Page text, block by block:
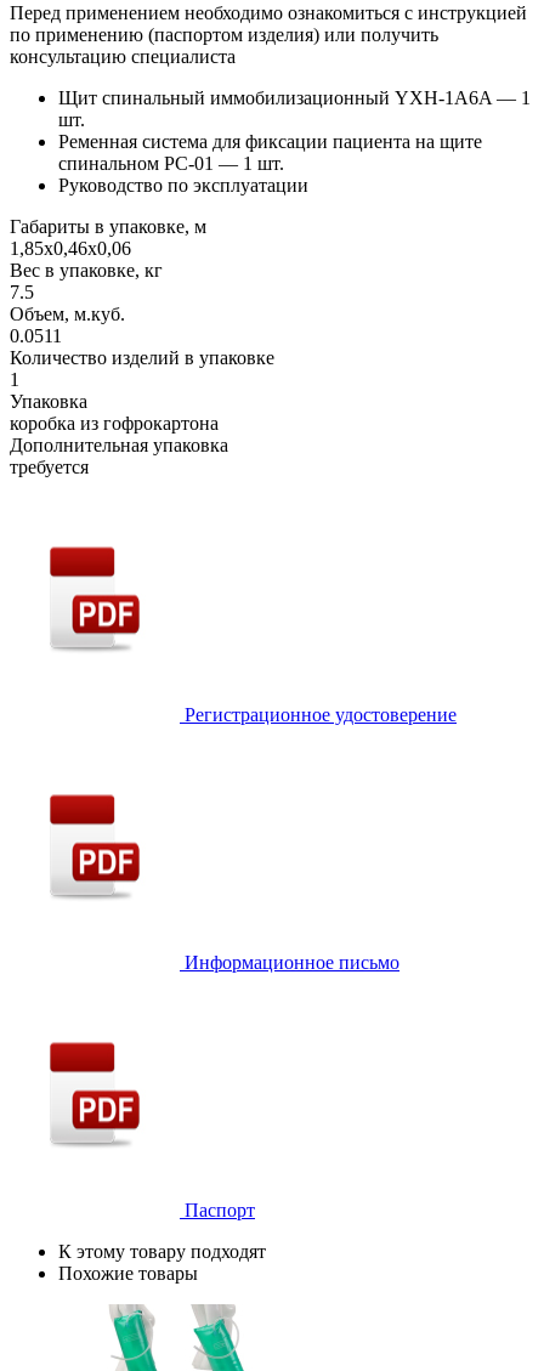
Перед применением необходимо ознакомиться с инструкцией
по применению (паспортом изделия) или получить
консультацию специалиста
Щит спинальный иммобилизационный YXH-1A6A — 1
шт.
Ременная система для фиксации пациента на щите
спинальном РС-01 — 1 шт.
Руководство по эксплуатации
Габариты в упаковке, м
1,85х0,46х0,06
Вес в упаковке, кг
7.5
Объем, м.куб.
0.0511
Количество изделий в упаковке
1
Упаковка
коробка из гофрокартона
Дополнительная упаковка
требуется
Регистрационное удостоверение
Информационное письмо
Паспорт
К этому товару подходят
Похожие товары